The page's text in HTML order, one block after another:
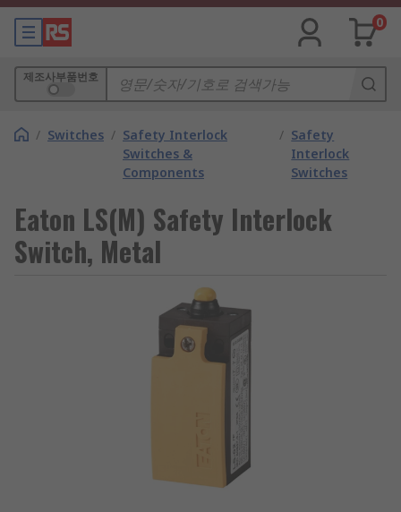
0
제조사부품번호
/ Switches / Safety Interlock
Switches &
Components
/ Safety
Interlock
Switches
Eaton LS(M) Safety Interlock
Switch, Metal